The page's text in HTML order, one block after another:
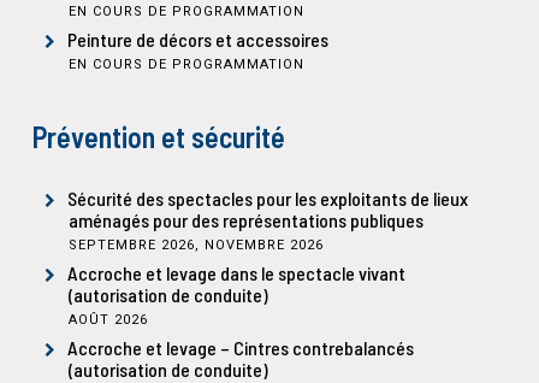
EN COURS DE PROGRAMMATION
Peinture de décors et accessoires
EN COURS DE PROGRAMMATION
Prévention et sécurité
Sécurité des spectacles pour les exploitants de lieux
aménagés pour des représentations publiques
SEPTEMBRE 2026, NOVEMBRE 2026
Accroche et levage dans le spectacle vivant
(autorisation de conduite)
AOÛT 2026
Accroche et levage – Cintres contrebalancés
(autorisation de conduite)